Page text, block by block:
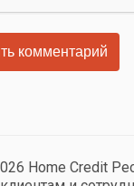
Home Credit